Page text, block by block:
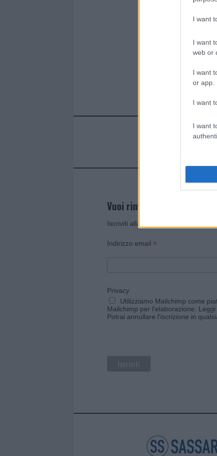
I want
I want
web or
I want
or app.
I want
I want
Vuoi rimanere sempre
Iscriviti alla newsletter di Gallura
Indirizzo email *
Privacy
Utilizziamo Mailchimp come
Mailchimp per l'elaborazione.
Potrai annullare l'iscrizione in